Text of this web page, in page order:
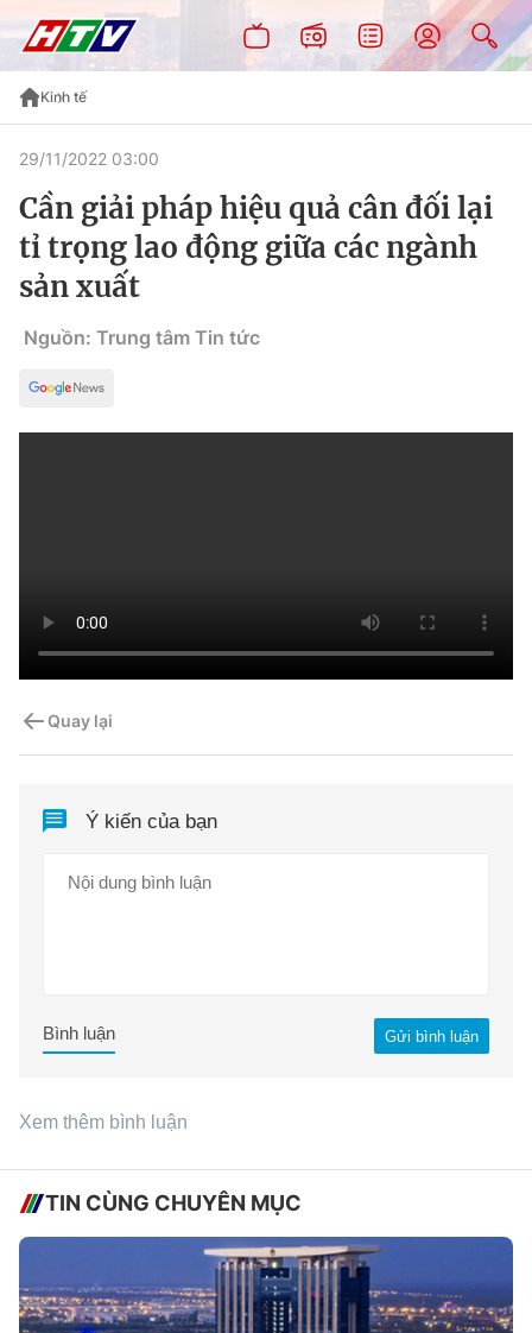
Kinh tế
29/11/2022 03:00
Cần giải pháp hiệu quả cân đối lại
tỉ trọng lao động giữa các ngành
sản xuất
Nguồn: Trung tâm Tin tức
Quay lại
Ý kiến của bạn
Gửi bình luận
Bình luận
Xem thêm bình luận
TIN CÙNG CHUYÊN MỤC